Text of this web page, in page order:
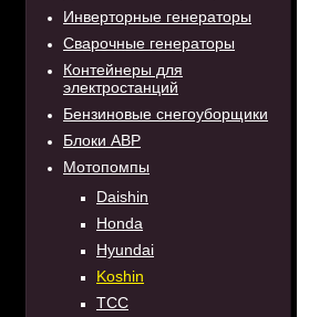
Инверторные генераторы
Сварочные генераторы
Контейнеры для
электростанций
Бензиновые снегоуборщики
Блоки АВР
Мотопомпы
Daishin
Honda
Hyundai
Koshin
ТСС